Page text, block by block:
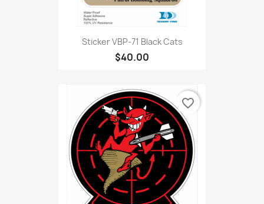
Sticker VBP-71 Black Cats
$40.00
favorite_border